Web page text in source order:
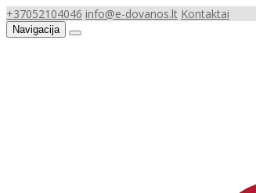
+37052104046 info@e-dovanos.lt Kontaktai
Navigacija